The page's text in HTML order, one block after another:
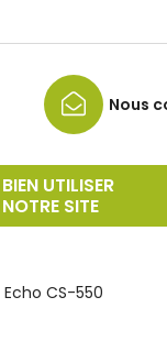
Nous
BIEN UTILISER
NOTRE SITE
Echo CS-550